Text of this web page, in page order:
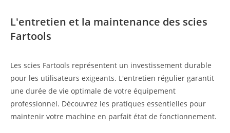
L'entretien et la maintenance des scies
Fartools
Les scies Fartools représentent un investissement durable
pour les utilisateurs exigeants. L'entretien régulier garantit
une durée de vie optimale de votre équipement
professionnel. Découvrez les pratiques essentielles pour
maintenir votre machine en parfait état de fonctionnement.